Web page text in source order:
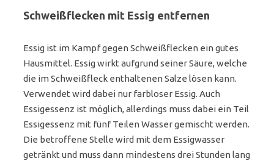
Schweißflecken mit Essig entfernen
Essig ist im Kampf gegen Schweißflecken ein gutes
Hausmittel. Essig wirkt aufgrund seiner Säure, welche
die im Schweißfleck enthaltenen Salze lösen kann.
Verwendet wird dabei nur farbloser Essig. Auch
Essigessenz ist möglich, allerdings muss dabei ein Teil
Essigessenz mit fünf Teilen Wasser gemischt werden.
Die betroffene Stelle wird mit dem Essigwasser
getränkt und muss dann mindestens drei Stunden lang